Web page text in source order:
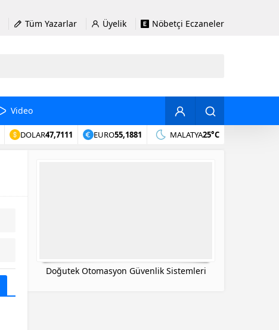
Tüm Yazarlar Üyelik Nöbetçi Eczaneler
Video
DOLAR47,7111 EURO55,1881 MALATYA25°C
Doğutek Otomasyon Güvenlik Sistemleri